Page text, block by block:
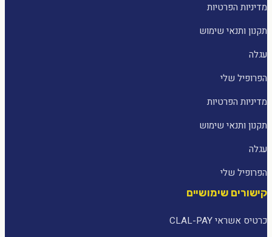
מדיניות הפרטיות
תקנון ותנאי שימוש
עגלה
הפרופיל שלי
מדיניות הפרטיות
תקנון ותנאי שימוש
עגלה
הפרופיל שלי
קישורים שימושיים
כרטיס אשראי CLAL-PAY